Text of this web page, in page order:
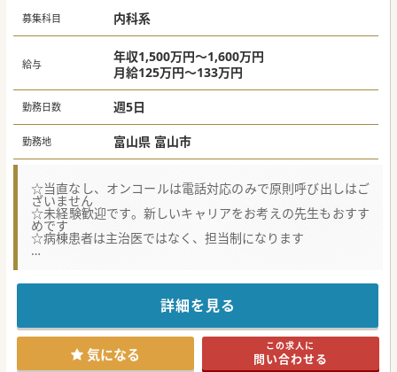
す。
■鎮静剤使用を推進しているため、分院も最寄り駅から徒歩
圏内の立地となりますので、隣県からの新幹線通勤も相談可
募集科目 内科系
給与
年収1,500万円～1,600万円
月給125万円～133万円
勤務日数 週5日
勤務地 富山県 富山市
☆当直なし、オンコールは電話対応のみで原則呼び出しはご
ざいません
☆未経験歓迎です。新しいキャリアをお考えの先生もおすす
めです
☆病棟患者は主治医ではなく、担当制になります
す。
手技はコメディカルが対応するため、診療に集中できる環境
少しでも求人にご興味いただけましたらお気軽にお問い合わ
せください。
#秋入職可
詳細を見る
気になる この求人に
問い合わせる